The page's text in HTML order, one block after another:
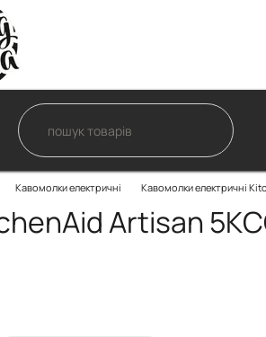
Кавомолки електричні Кавомолки електричні
Artisan